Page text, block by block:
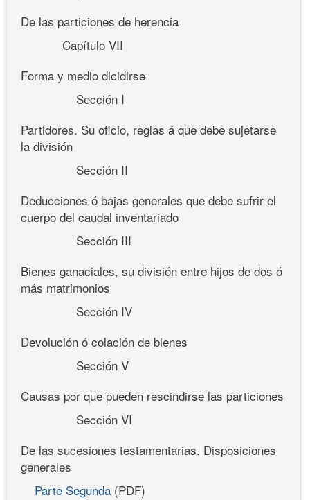
De las particiones de herencia
Capítulo VII
Forma y medio dicidirse
Sección I
Partidores. Su oficio, reglas á que debe sujetarse
la división
Sección II
Deducciones ó bajas generales que debe sufrir el
cuerpo del caudal inventariado
Sección III
Bienes ganaciales, su división entre hijos de dos ó
más matrimonios
Sección IV
Devolución ó colación de bienes
Sección V
Causas por que pueden rescindirse las particiones
Sección VI
De las sucesiones testamentarias. Disposiciones
generales
Parte Segunda (PDF)